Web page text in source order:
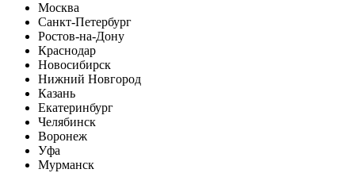
Москва
Санкт-Петербург
Ростов-на-Дону
Краснодар
Новосибирск
Нижний Новгород
Казань
Екатеринбург
Челябинск
Воронеж
Уфа
Мурманск